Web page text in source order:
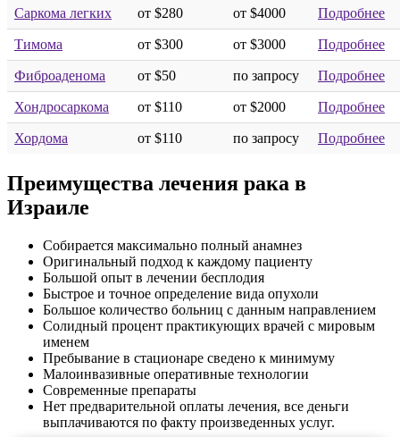
Саркома легких от $280 от $4000 Подробнее
Тимома от $300 от $3000 Подробнее
Фиброаденома от $50 по запросу Подробнее
Хондросаркома от $110 от $2000 Подробнее
Хордома от $110 по запросу Подробнее
Преимущества лечения рака в
Израиле
Собирается максимально полный анамнез
Оригинальный подход к каждому пациенту
Большой опыт в лечении бесплодия
Быстрое и точное определение вида опухоли
Большое количество больниц с данным направлением
Солидный процент практикующих врачей с мировым
именем
Пребывание в стационаре сведено к минимуму
Малоинвазивные оперативные технологии
Современные препараты
Нет предварительной оплаты лечения, все деньги
выплачиваются по факту произведенных услуг.